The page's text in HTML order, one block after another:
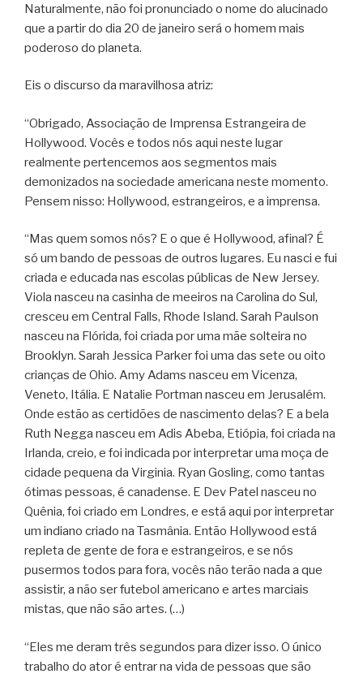
Naturalmente, não foi pronunciado o nome do alucinado
que a partir do dia 20 de janeiro será o homem mais
poderoso do planeta.
Eis o discurso da maravilhosa atriz:
“Obrigado, Associação de Imprensa Estrangeira de
Hollywood. Vocês e todos nós aqui neste lugar
realmente pertencemos aos segmentos mais
demonizados na sociedade americana neste momento.
Pensem nisso: Hollywood, estrangeiros, e a imprensa.
“Mas quem somos nós? E o que é Hollywood, afinal? É
só um bando de pessoas de outros lugares. Eu nasci e fui
criada e educada nas escolas públicas de New Jersey.
Viola nasceu na casinha de meeiros na Carolina do Sul,
cresceu em Central Falls, Rhode Island. Sarah Paulson
nasceu na Flórida, foi criada por uma mãe solteira no
Brooklyn. Sarah Jessica Parker foi uma das sete ou oito
crianças de Ohio. Amy Adams nasceu em Vicenza,
Veneto, Itália. E Natalie Portman nasceu em Jerusalém.
Onde estão as certidões de nascimento delas? E a bela
Ruth Negga nasceu em Adis Abeba, Etiópia, foi criada na
Irlanda, creio, e foi indicada por interpretar uma moça de
cidade pequena da Virginia. Ryan Gosling, como tantas
ótimas pessoas, é canadense. E Dev Patel nasceu no
Quênia, foi criado em Londres, e está aqui por interpretar
um indiano criado na Tasmânia. Então Hollywood está
repleta de gente de fora e estrangeiros, e se nós
pusermos todos para fora, vocês não terão nada a que
assistir, a não ser futebol americano e artes marciais
mistas, que não são artes. (…)
“Eles me deram três segundos para dizer isso. O único
trabalho do ator é entrar na vida de pessoas que são